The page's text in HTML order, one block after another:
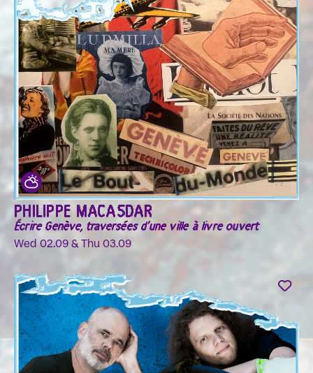
PHILIPPE MACASDAR
Écrire Genève, traversées d'une ville à livre ouvert
Wed 02.09 & Thu 03.09